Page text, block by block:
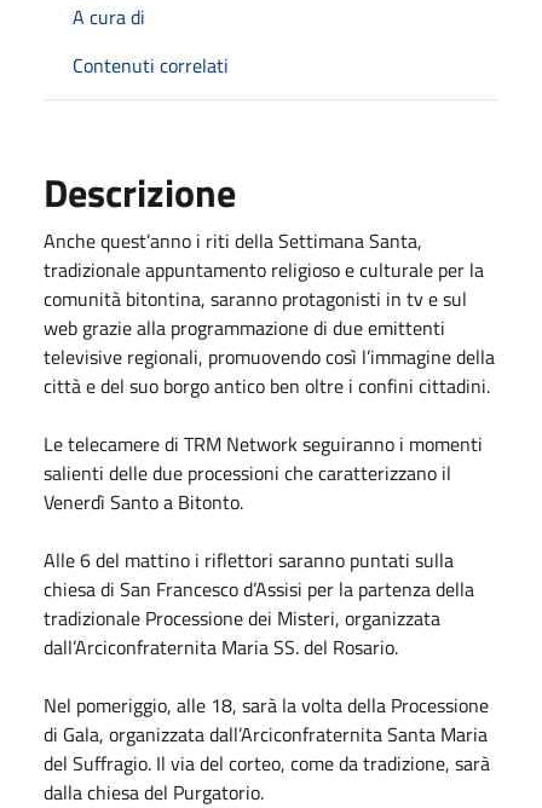
A cura di
Contenuti correlati
Descrizione
Anche quest’anno i riti della Settimana Santa,
tradizionale appuntamento religioso e culturale per la
comunità bitontina, saranno protagonisti in tv e sul
web grazie alla programmazione di due emittenti
televisive regionali, promuovendo così l’immagine della
città e del suo borgo antico ben oltre i confini cittadini.
Le telecamere di TRM Network seguiranno i momenti
salienti delle due processioni che caratterizzano il
Venerdì Santo a Bitonto.
Alle 6 del mattino i riflettori saranno puntati sulla
chiesa di San Francesco d’Assisi per la partenza della
tradizionale Processione dei Misteri, organizzata
dall’Arciconfraternita Maria SS. del Rosario.
Nel pomeriggio, alle 18, sarà la volta della Processione
di Gala, organizzata dall’Arciconfraternita Santa Maria
del Suffragio. Il via del corteo, come da tradizione, sarà
dalla chiesa del Purgatorio.